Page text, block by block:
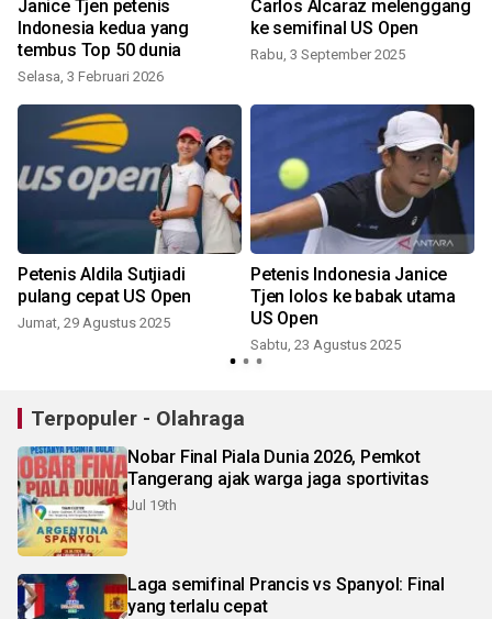
Janice Tjen petenis
Indonesia kedua yang
tembus Top 50 dunia
Selasa, 3 Februari 2026
Carlos Alcaraz melenggang
ke semifinal US Open
Rabu, 3 September 2025
Petenis Aldila Sutjiadi
pulang cepat US Open
Jumat, 29 Agustus 2025
Petenis Indonesia Janice
Tjen lolos ke babak utama
US Open
Sabtu, 23 Agustus 2025
Terpopuler - Olahraga
Nobar Final Piala Dunia 2026, Pemkot
Tangerang ajak warga jaga sportivitas
Jul 19th
Laga semifinal Prancis vs Spanyol: Final
yang terlalu cepat